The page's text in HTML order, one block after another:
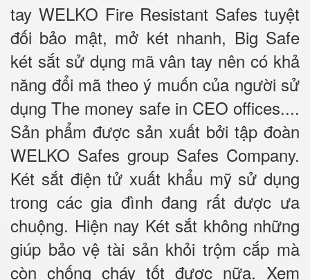
tay WELKO Fire Resistant Safes tuyệt
đối bảo mật, mở két nhanh, Big Safe
két sắt sử dụng mã vân tay nên có khả
năng đổi mã theo ý muốn của người sử
dụng The money safe in CEO offices....
Sản phẩm được sản xuất bởi tập đoàn
WELKO Safes group Safes Company.
Két sắt điện tử xuất khẩu mỹ sử dụng
trong các gia đình đang rất được ưa
chuộng. Hiện nay Két sắt không những
giúp bảo vệ tài sản khỏi trộm cắp mà
còn chống cháy tốt được nữa. Xem